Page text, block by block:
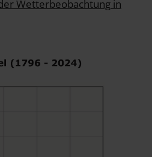
Wetterbeobachtung in